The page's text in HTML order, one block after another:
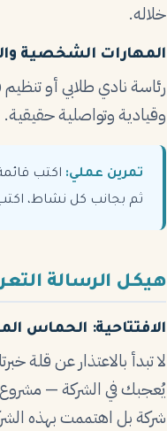
خلاله.
المهارات الشخصية
رئاسة نادي طلابي أو
وقيادية وتواصلية حقيقية.
تمرين عملي: اكتب
ثم بجانب كل نشاط،
هيكل الرسالة
الافتتاحية: الحماس
لا تبدأ بالاعتذار عن قلة
يُعجبك في الشركة —
شركة بل اهتممت بهذه